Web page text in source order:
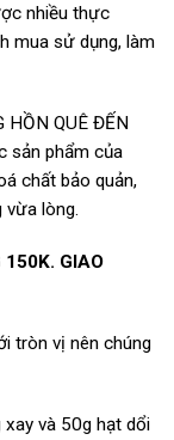
nhiều thực
mua sử dụng, làm
HỒN QUÊ ĐẾN
sản phẩm của
chất bảo quản,
vừa lòng.
150K. GIAO
tròn vị nên chúng
và 50g hạt dổi